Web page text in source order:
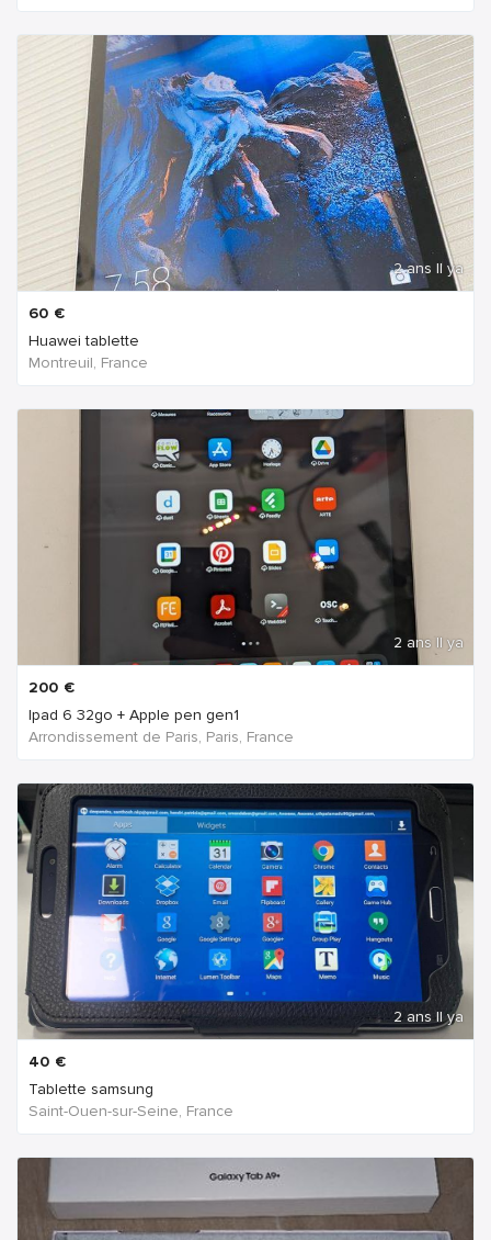
2 ans Il ya
60 €
Huawei tablette
Montreuil, France
2 ans Il ya
200 €
Ipad 6 32go + Apple pen gen1
Arrondissement de Paris, Paris, France
2 ans Il ya
40 €
Tablette samsung
Saint-Ouen-sur-Seine, France